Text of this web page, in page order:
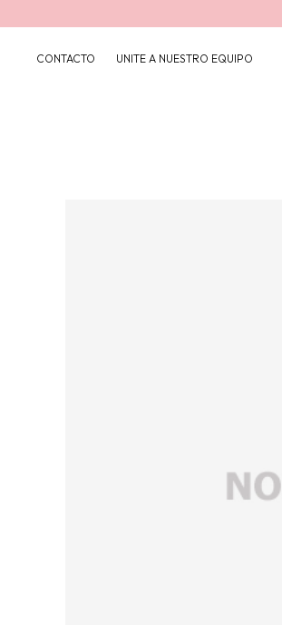
CONTACTO UNITE A NUESTRO EQUIPO